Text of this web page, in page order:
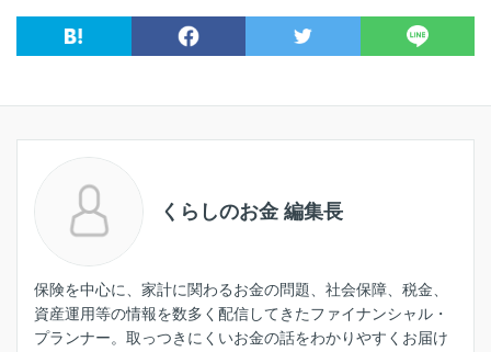
くらしのお金 編集長
保険を中心に、家計に関わるお金の問題、社会保障、税金、
資産運用等の情報を数多く配信してきたファイナンシャル・
プランナー。取っつきにくいお金の話をわかりやすくお届け